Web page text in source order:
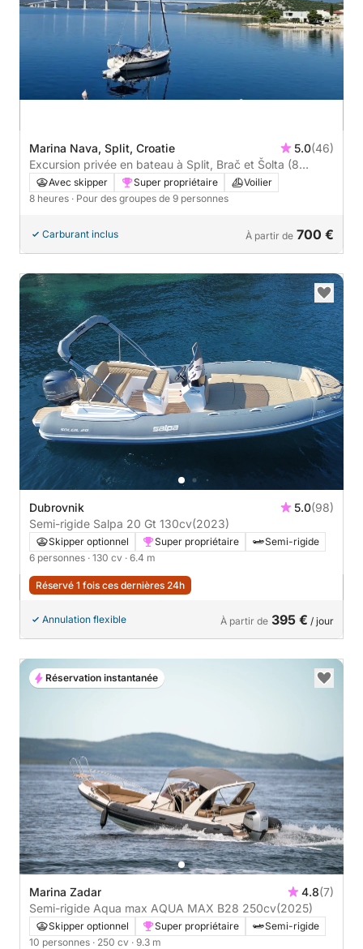
Marina Nava, Split, Croatie 5.0(46)
Excursion privée en bateau à Split, Brač et Šolta (8
heures)
Avec skipper Super propriétaire
Voilier
8 heures · Pour des groupes de 9 personnes
Carburant inclus À partir de 700 €
Dubrovnik 5.0(98)
Semi-rigide Salpa 20 Gt 130cv(2023)
Skipper optionnel Super propriétaire
Semi-rigide
6 personnes · 130 cv · 6.4 m
Réservé 1 fois ces dernières 24h
Annulation flexible À partir de 395 € / jour
Marina Zadar 4.8(7)
Semi-rigide Aqua max AQUA MAX B28 250cv(2025)
Skipper optionnel Super propriétaire
Semi-rigide
10 personnes · 250 cv · 9.3 m
Réservation instantanée